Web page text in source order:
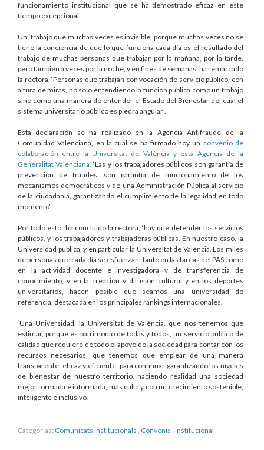
funcionamiento institucional que se ha demostrado eficaz en este
tiempo excepcional’.
Un ‘trabajo que muchas veces es invisible, porque muchas veces no se
tiene la conciencia de que lo que funciona cada día es el resultado del
trabajo de muchas personas que trabajan por la mañana, por la tarde,
pero también a veces por la noche, y en fines de semanas’ ha remarcado
la rectora. ‘Personas que trabajan con vocación de servicio público, con
altura de miras, no solo entendiendo la función pública como un trabajo
sino como una manera de entender el Estado del Bienestar del cual el
sistema universitario público es piedra angular’.
Esta declaración se ha realizado en la Agencia Antifraude de la
Comunidad Valenciana, en la cual se ha firmado hoy un convenio de
colaboración entre la Universitat de València y esta Agencia de la
Generalitat Valenciana. ‘Las y los trabajadores públicos son garantía de
prevención de fraudes, son garantía de funcionamiento de los
mecanismos democráticos y de una Administración Pública al servicio
de la ciudadanía, garantizando el cumplimiento de la legalidad en todo
momento’.
Por todo esto, ha concluido la rectora, ‘hay que defender los servicios
públicos, y los trabajadores y trabajadoras públicas. En nuestro caso, la
Universidad pública, y en particular la Universitat de València. Los miles
de personas que cada día se esfuerzan, tanto en las tareas del PAS como
en la actividad docente e investigadora y de transferencia de
conocimiento, y en la creación y difusión cultural y en los deportes
universitarios, hacen posible que seamos una universidad de
referencia, destacada en los principales rankings internacionales.
‘Una Universidad, la Universitat de València, que nos tenemos que
estimar, porque es patrimonio de todas y todos, un servicio público de
calidad que requiere de todo el apoyo de la sociedad para contar con los
recursos necesarios, que tenemos que emplear de una manera
transparente, eficaz y eficiente, para continuar garantizando los niveles
de bienestar de nuestro territorio, haciendo realidad una sociedad
mejor formada e informada, más culta y con un crecimiento sostenible,
inteligente e inclusivo’.
Categorias: Comunicats institucionals , Convenis , Institucional